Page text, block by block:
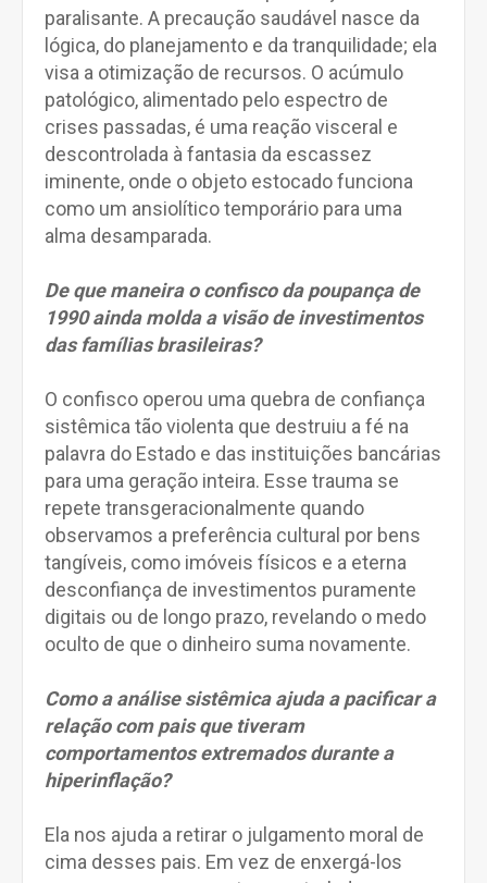
paralisante. A precaução saudável nasce da
lógica, do planejamento e da tranquilidade; ela
visa a otimização de recursos. O acúmulo
patológico, alimentado pelo espectro de
crises passadas, é uma reação visceral e
descontrolada à fantasia da escassez
iminente, onde o objeto estocado funciona
como um ansiolítico temporário para uma
alma desamparada.
De que maneira o confisco da poupança de
1990 ainda molda a visão de investimentos
das famílias brasileiras?
O confisco operou uma quebra de confiança
sistêmica tão violenta que destruiu a fé na
palavra do Estado e das instituições bancárias
para uma geração inteira. Esse trauma se
repete transgeracionalmente quando
observamos a preferência cultural por bens
tangíveis, como imóveis físicos e a eterna
desconfiança de investimentos puramente
digitais ou de longo prazo, revelando o medo
oculto de que o dinheiro suma novamente.
Como a análise sistêmica ajuda a pacificar a
relação com pais que tiveram
comportamentos extremados durante a
hiperinflação?
Ela nos ajuda a retirar o julgamento moral de
cima desses pais. Em vez de enxergá-los